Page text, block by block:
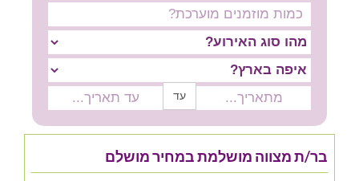
עד
בר/ת מצווה מושלמת במחיר מושלם